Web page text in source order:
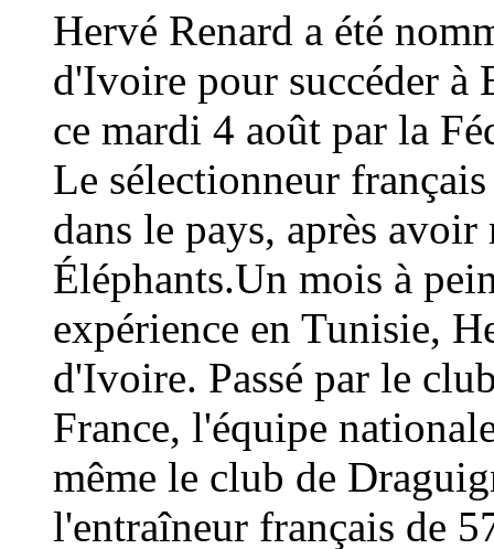
Hervé Renard a été
d'Ivoire pour succéder à
ce mardi 4 août par la
Le sélectionneur
dans le pays, après
Éléphants.Un mois à
expérience en Tunisie,
d'Ivoire. Passé par le
France, l'équipe
même le club de
l'entraîneur français de